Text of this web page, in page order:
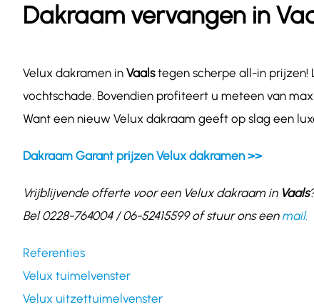
Dakraam vervangen in
Velux dakramen in Vaalstegen scherpe all-in prijzen!
vochtschade. Bovendien profiteert u meteen van
Want een nieuw Velux dakraam geeft op slag een
Dakraam Garant prijzen Velux dakramen >>
Vrijblijvende offerte voor een Velux dakraam in Vaals
Bel 0228-764004 / 06-52415599 of stuur ons een mail.
Referenties
Velux tuimelvenster
Velux uitzettuimelvenster